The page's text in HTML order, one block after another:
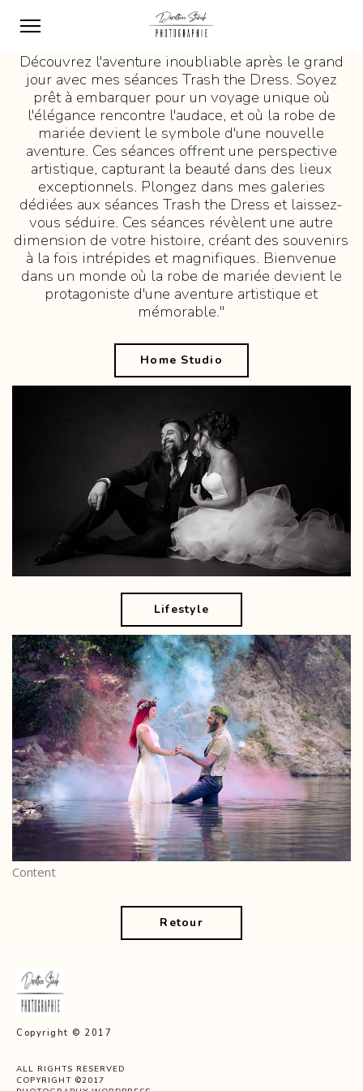
Découvrez l'aventure inoubliable après le grand
jour avec mes séances Trash the Dress. Soyez
prêt à embarquer pour un voyage unique où
l'élégance rencontre l'audace, et où la robe de
mariée devient le symbole d'une nouvelle
aventure. Ces séances offrent une perspective
artistique, capturant la beauté dans des lieux
exceptionnels. Plongez dans mes galeries
dédiées aux séances Trash the Dress et laissez-
vous séduire. Ces séances révèlent une autre
dimension de votre histoire, créant des souvenirs
à la fois intrépides et magnifiques. Bienvenue
dans un monde où la robe de mariée devient le
protagoniste d'une aventure artistique et
mémorable."
Home Studio
Lifestyle
Content
Retour
Copyright © 2017
ALL RIGHTS RESERVED
COPYRIGHT ©2017